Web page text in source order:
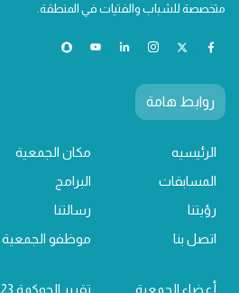
متخصصة للشباب والفتيات في المنطقة.
روابط هامة
الرئيسيه مكان الجمعية
المسابقات
البرامج
رؤيتنا
رسالتنا
اتصل بنا
موظفو الجمعية
أعضاء الجمعية
تقرير الحوكمة 2023